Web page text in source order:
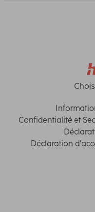
Confidentialité et
Déclaration